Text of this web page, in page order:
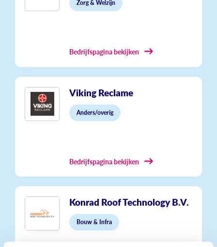
Zorg & Welzijn
Bedrijfspagina bekijken
Viking Reclame
Anders/overig
Bedrijfspagina bekijken
Konrad Roof Technology B.V.
Bouw & Infra